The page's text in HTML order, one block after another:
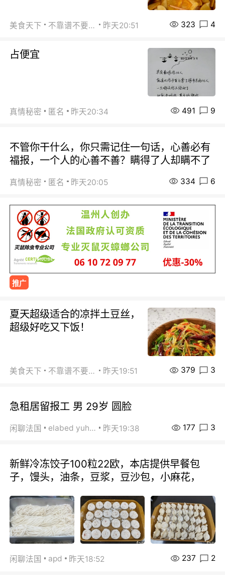
美食天下 不靠谱不要联系 昨天20:51 323 4
占便宜
真情秘密 匿名 昨天20:34 491 9
不管你干什么，你只需记住一句话，心善必有
福报，一个人的心善不善？瞒得了人却瞒不了
真情秘密 匿名 昨天20:05 334 6
推广
夏天超级适合的凉拌土豆丝，
超级好吃又下饭！
美食天下 不靠谱不要联系 昨天19:51 379 3
急租居留报工 男 29岁 圆脸
闲聊法国 elabed yuhua 昨天19:38 177 3
新鲜冷冻饺子100粒22欧，本店提供早餐包
子，馒头，油条，豆浆，豆沙包，小麻花，
闲聊法国 apd 昨天18:52 237 2